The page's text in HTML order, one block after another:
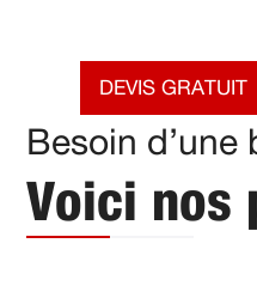
DEVIS GRATUIT
Besoin
Voici nos